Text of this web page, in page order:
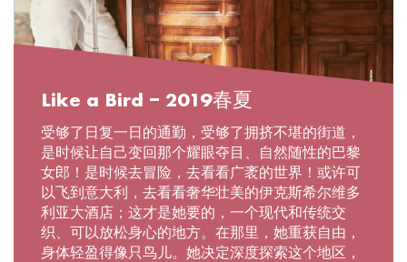
Like a Bird – 2019春夏
受够了日复一日的通勤，受够了拥挤不堪的街道，
是时候让自己变回那个耀眼夺目、自然随性的巴黎
女郎！是时候去冒险，去看看广袤的世界！或许可
以飞到意大利，去看看奢华壮美的伊克斯希尔维多
利亚大酒店；这才是她要的，一个现代和传统交
织、可以放松身心的地方。在那里，她重获自由，
身体轻盈得像只鸟儿。她决定深度探索这个地区，